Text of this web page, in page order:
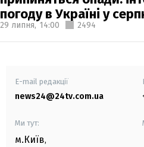
погоду в Україні у
29 липня, 14:00 2494
E-mail редакції
news24@24tv.com.ua
Ми тут:
м.Київ,